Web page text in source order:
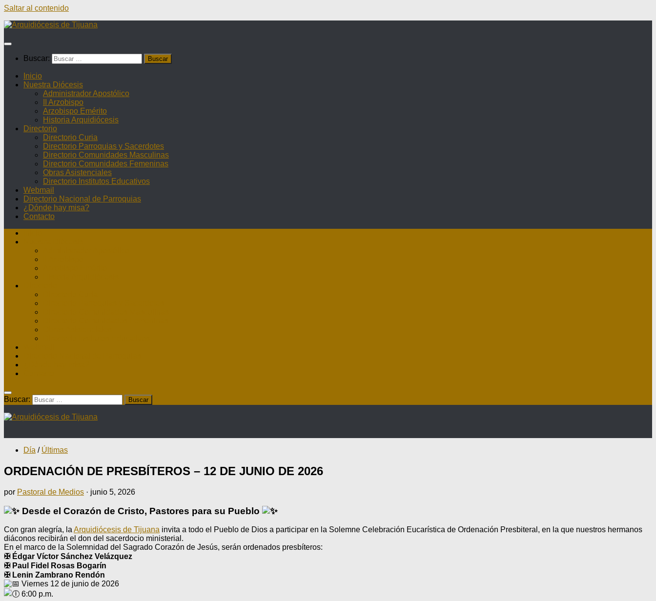
Saltar al contenido
Buscar:
Inicio
Nuestra Diócesis
Administrador Apostólico
II Arzobispo
Arzobispo Emérito
Historia Arquidiócesis
Directorio
Directorio Curia
Directorio Parroquias y Sacerdotes
Directorio Comunidades Masculinas
Directorio Comunidades Femeninas
Obras Asistenciales
Directorio Institutos Educativos
Webmail
Directorio Nacional de Parroquias
¿Dónde hay misa?
Contacto
Buscar:
Día / Últimas
ORDENACIÓN DE PRESBÍTEROS – 12 DE JUNIO DE 2026
por Pastoral de Medios · junio 5, 2026
Desde el Corazón de Cristo, Pastores para su Pueblo
Con gran alegría, la Arquidiócesis de Tijuana invita a todo el Pueblo de Dios a participar en la Solemne Celebración Eucarística de Ordenación Presbiteral, en la que nuestros hermanos
diáconos recibirán el don del sacerdocio ministerial.
En el marco de la Solemnidad del Sagrado Corazón de Jesús, serán ordenados presbíteros:
✠ Édgar Víctor Sánchez Velázquez
✠ Paul Fidel Rosas Bogarín
✠ Lenin Zambrano Rendón
Viernes 12 de junio de 2026
6:00 p.m.